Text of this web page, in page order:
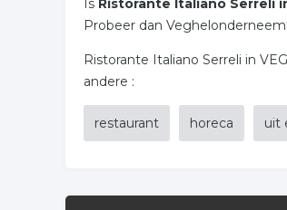
Is Ristorante Italiano Serreli
Probeer dan
Ristorante Italiano Serreli in
andere :
restaurant horeca uit